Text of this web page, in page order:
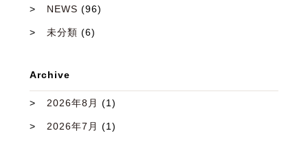
NEWS (96)
未分類 (6)
Archive
2026年8月 (1)
2026年7月 (1)